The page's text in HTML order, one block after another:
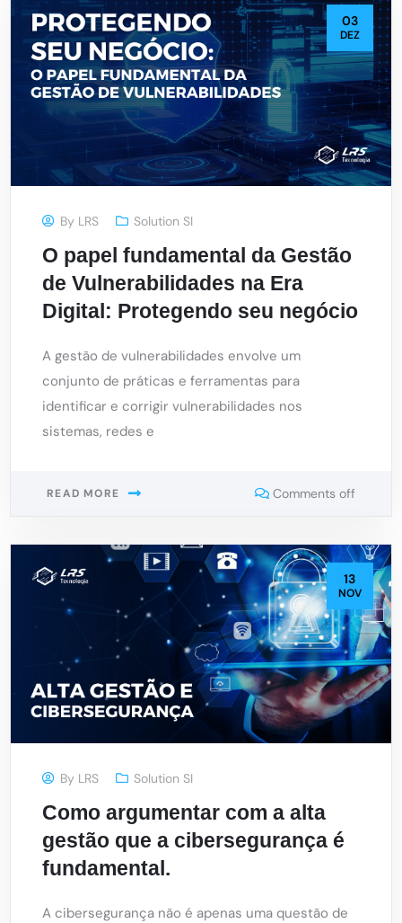
03
DEZ
By LRS Solution SI
O papel fundamental da Gestão
de Vulnerabilidades na Era
Digital: Protegendo seu negócio
A gestão de vulnerabilidades envolve um
conjunto de práticas e ferramentas para
identificar e corrigir vulnerabilidades nos
sistemas, redes e
READ MORE Comments off
13
NOV
By LRS Solution SI
Como argumentar com a alta
gestão que a cibersegurança é
fundamental.
A cibersegurança não é apenas uma questão de